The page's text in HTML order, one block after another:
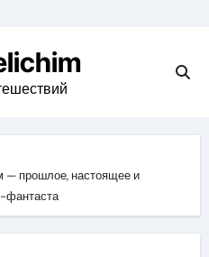
— прошлое, настоящее и
фантаста